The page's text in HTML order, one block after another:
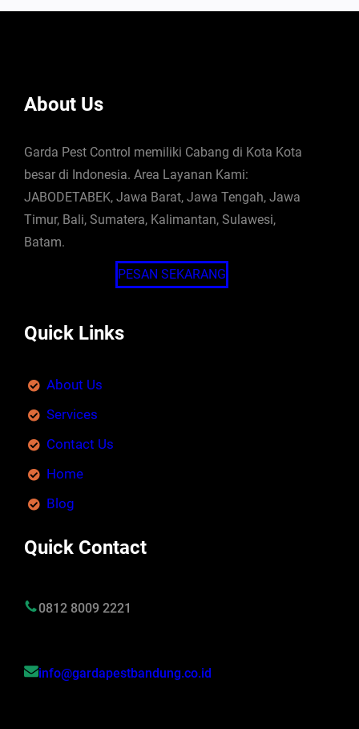
About Us
Garda Pest Control memiliki Cabang di Kota Kota
besar di Indonesia. Area Layanan Kami:
JABODETABEK, Jawa Barat, Jawa Tengah, Jawa
Timur, Bali, Sumatera, Kalimantan, Sulawesi,
Batam.
PESAN SEKARANG
Quick Links
About Us
Services
Contact Us
Home
Blog
Quick Contact
0812 8009 2221
info@gardapestbandung.co.id